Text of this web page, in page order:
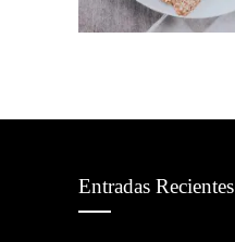
Entradas Recientes